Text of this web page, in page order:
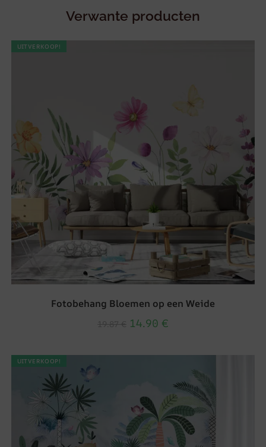
Verwante producten
UITVERKOOP!
Fotobehang Bloemen op een Weide
14.90 €
UITVERKOOP!